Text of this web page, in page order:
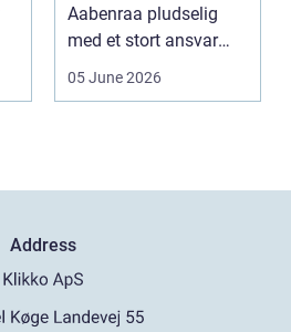
Aabenraa pludselig
med et stort ansvar
midt i sorgen.
05 June 2026
Address